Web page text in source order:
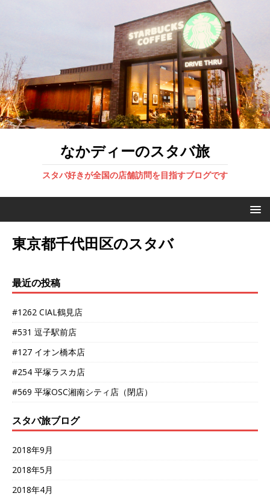
なかディーのスタバ旅
スタバ好きが全国の店舗訪問を目指すブログです
東京都千代田区のスタバ
最近の投稿
#1262 CIAL鶴見店
#531 逗子駅前店
#127 イオン橋本店
#254 平塚ラスカ店
#569 平塚OSC湘南シティ店（閉店）
スタバ旅ブログ
2018年9月
2018年5月
2018年4月